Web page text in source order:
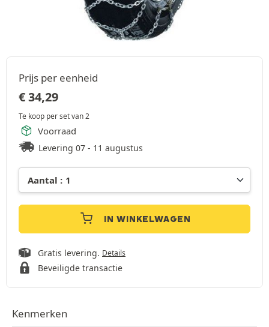
Prijs per eenheid
€34,29
Te koop per set van 2
Voorraad
Levering 07 - 11 augustus
IN WINKELWAGEN
Gratis levering. Details
Beveiligde transactie
Kenmerken